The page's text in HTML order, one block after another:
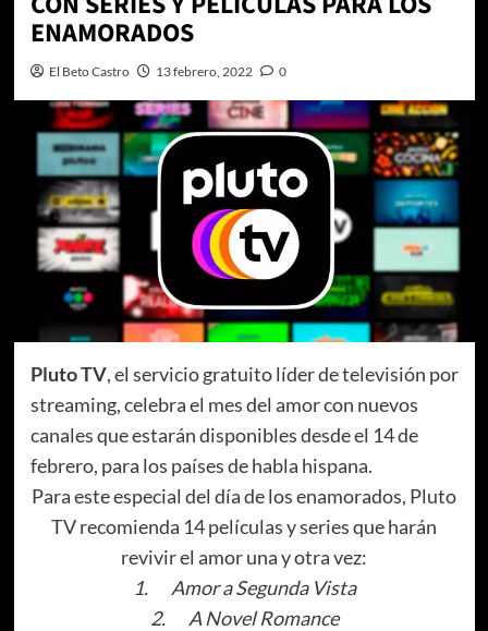
ENAMORADOS
El Beto Castro 13 febrero, 2022 0
Pluto TV, el servicio gratuito líder de televisión por
streaming, celebra el mes del amor con nuevos
canales que estarán disponibles desde el 14 de
febrero, para los países de habla hispana.
Para este especial del día de los enamorados, Pluto
TV recomienda 14 películas y series que harán
revivir el amor una y otra vez:
1.
Amor a Segunda Vista
2.
A Novel Romance